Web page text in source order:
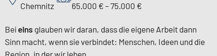
Chemnitz
65.000 € ⁠– 75.000 €
Bei eins glauben wir daran, dass die eigene Arbeit dann
Sinn macht, wenn sie verbindet: Menschen, Ideen und die
Region, in der wir leben.